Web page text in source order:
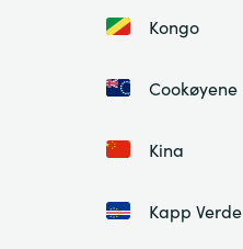
Kongo
Cookøyene
Kina
Kapp Verde